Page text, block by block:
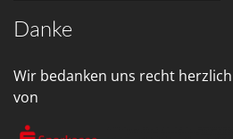
Danke
Wir bedanken uns recht
von